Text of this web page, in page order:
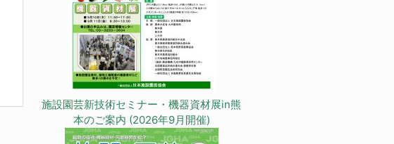
施設園芸新技術セミナー・機器資材展in熊
本のご案内 (2026年9月開催)